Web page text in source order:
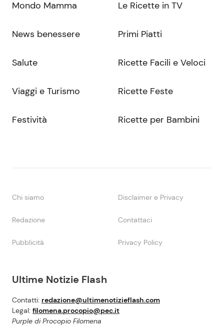
Ultime Notizie Flash
Contatti: redazione@ultimenotizieflash.com
Legal: filomena.procopio@pec.it
Purple di Procopio Filomena
Mondo Mamma
News benessere
Salute
Viaggi e Turismo
Festività
Le Ricette in TV
Primi Piatti
Ricette Facili e Veloci
Ricette Feste
Ricette per Bambini
Chi siamo Disclaimer e Privacy
Redazione Contattaci
Pubblicità Privacy Policy